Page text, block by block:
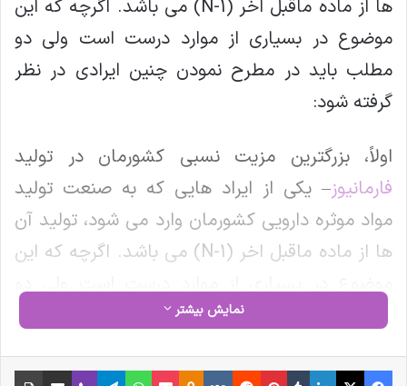
ها از ماده ماقبل اخر (N-1) می باشد. اگرچه که این
موضوع در بسیاری از موارد درست است ولی دو
مطلب باید در مطرح نمودن چنین ایرادی در نظر
گرفته شود:
اولاً، بزرگترین مزیت نسبی کشورمان در تولید
فارمانیوز– یکی از ایراد هایی که به صنعت تولید
مواد موثره دارویی کشورمان وارد می شود، تولید آن
ها از ماده ماقبل اخر (N-1) می باشد. اگرچه که این
مطلب باید در مطرح نمودن چنین ایرادی در نظر
نمایش بیشتر
فیس بوک X لینکدین ‫تامبلر ‫پین‌ترست ‫رددیت ‫VKontakte
‫Odnoklassniki پاکت واتس آپ تلگرام وایبر اشتراک گذاری از طریق ایمیل